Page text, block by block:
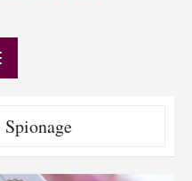
Spionage